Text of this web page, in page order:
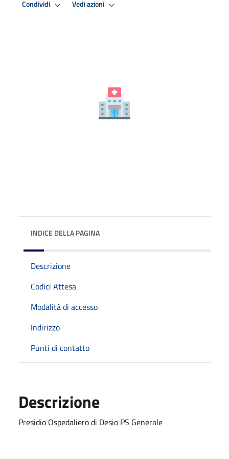
Condividi Vedi azioni
INDICE DELLA PAGINA
Descrizione
Codici Attesa
Modalità di accesso
Indirizzo
Punti di contatto
Descrizione
Presidio Ospedaliero di Desio PS Generale